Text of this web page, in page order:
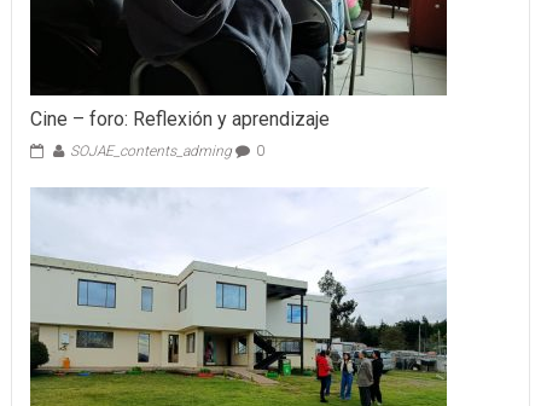
Cine – foro: Reflexión y aprendizaje
SOJAE_contents_adming 0